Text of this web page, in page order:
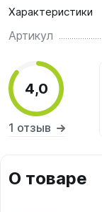
Характеристики
Артикул
4,0
1 отзыв
О товаре